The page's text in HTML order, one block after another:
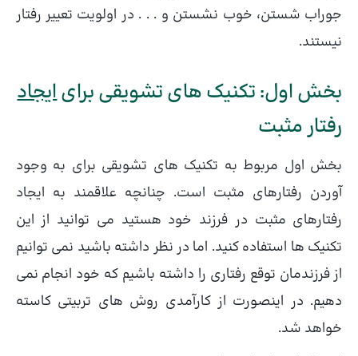
جوراب شستن، خوب نشستن و . . . در اولویت تعییر رفتار
نیستند.
بخش اول: تکنیک های تشویقی برایایجاد
رفتار مثبت
بخش اول مربوط به تکنیک های تشویقی برای به وجود
آوردن رفتارهای مثبت است. چنانچه علاقمند به ایجاد
رفتارهای مثبت در فرزند خود هستید می توانید از این
تکنیک ها استفاده کنید. اما در نظر داشته باشید نمی توانیم
از فرزندمان توقع رفتاری را داشته باشیم که خود انجام نمی
دهیم. در اینصورت از کارآمدی روش های تربیتی کاسته
خواهد شد.